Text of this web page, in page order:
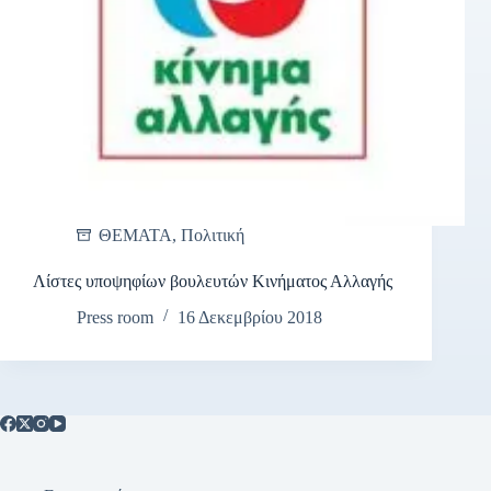
ΘΕΜΑΤΑ, Πολιτική
Λίστες υποψηφίων βουλευτών Κινήματος Αλλαγής
Press room
16 Δεκεμβρίου 2018